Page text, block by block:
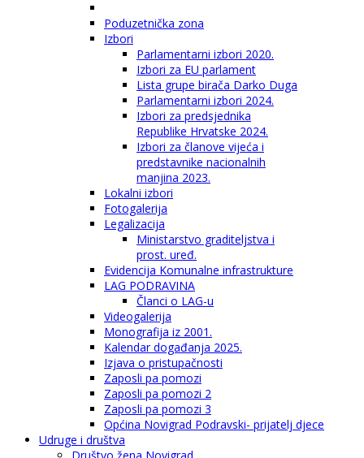
Poduzetnička zona
Izbori
Parlamentarni izbori 2020.
Izbori za EU parlament
Lista grupe birača Darko Duga
Parlamentarni izbori 2024.
Izbori za predsjednika
Republike Hrvatske 2024.
Izbori za članove vijeća i
predstavnike nacionalnih
manjina 2023.
Lokalni izbori
Fotogalerija
Legalizacija
Ministarstvo graditeljstva i
prost. uređ.
Evidencija Komunalne infrastrukture
LAG PODRAVINA
Članci o LAG-u
Videogalerija
Monografija iz 2001.
Kalendar događanja 2025.
Izjava o pristupačnosti
Zaposli pa pomozi
Zaposli pa pomozi 2
Zaposli pa pomozi 3
Općina Novigrad Podravski- prijatelj djece
Udruge i društva